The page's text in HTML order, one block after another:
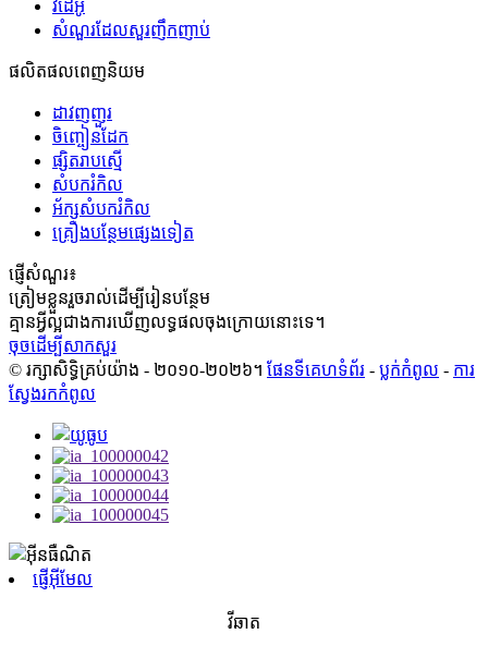
វីដេអូ
សំណួរដែលសួរញឹកញាប់
ផលិតផលពេញនិយម
ដាវញញួរ
ចិញ្ចៀនដែក
ផ្សិតរាបស្មើ
សំបករំកិល
អ័ក្ស​សំបក​រំកិល
គ្រឿងបន្ថែមផ្សេងទៀត
ផ្ញើសំណួរ៖
ត្រៀមខ្លួនរួចរាល់ដើម្បីរៀនបន្ថែម
គ្មានអ្វីល្អជាងការឃើញលទ្ធផលចុងក្រោយនោះទេ។
ចុចដើម្បីសាកសួរ
© រក្សាសិទ្ធិគ្រប់យ៉ាង - ២០១០-២០២៦។ ផែនទីគេហទំព័រ - ប្លក់​កំពូល - ការ
ស្វែងរកកំពូល
ផ្ញើអ៊ីមែល
វីឆាត